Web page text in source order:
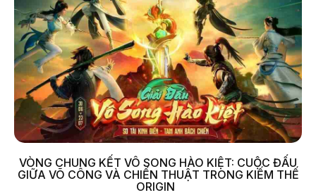
VÒNG CHUNG KẾT VÔ SONG HÀO KIỆT: CUỘC ĐẤU
GIỮA VÕ CÔNG VÀ CHIẾN THUẬT TRONG KIẾM THẾ
ORIGIN